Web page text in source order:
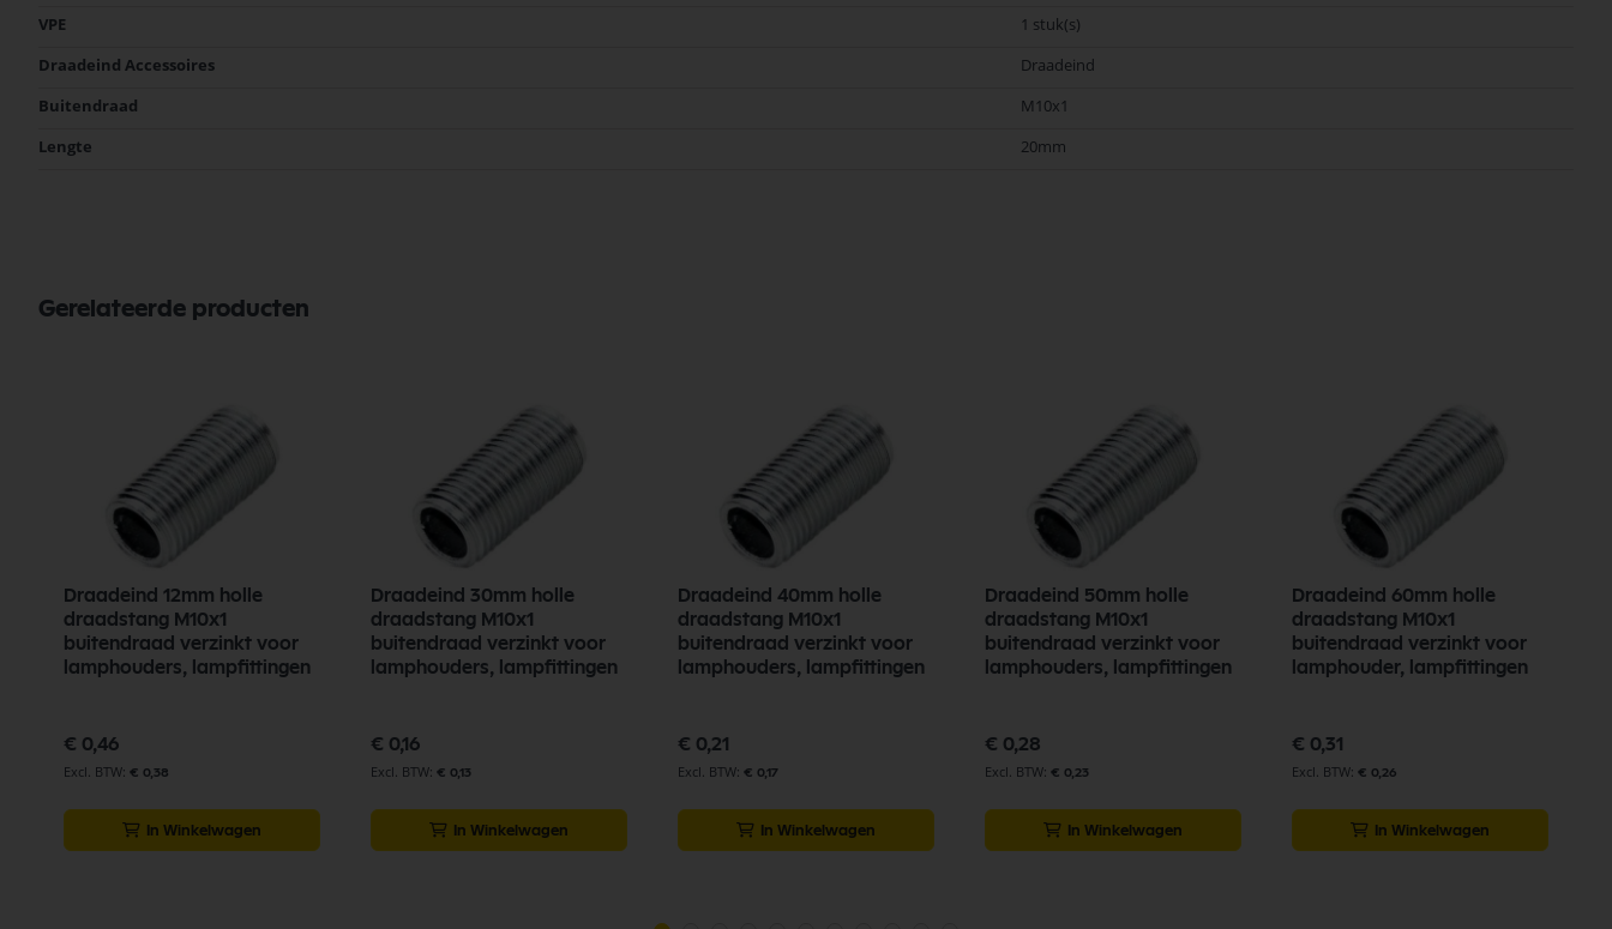
VPE
1 stuk(s)
Draadeind Accessoires
Draadeind
Buitendraad
M10x1
Lengte
20mm
Gerelateerde producten
Draadeind 12mm holle
draadstang M10x1
buitendraad verzinkt voor
lamphouders, lampfittingen
€ 0,46
€ 0,38
In Winkelwagen
Draadeind 30mm holle
draadstang M10x1
buitendraad verzinkt voor
lamphouders, lampfittingen
€ 0,16
€ 0,13
In Winkelwagen
Draadeind 40mm holle
draadstang M10x1
buitendraad verzinkt voor
lamphouders, lampfittingen
€ 0,21
€ 0,17
In Winkelwagen
Draadeind 50mm holle
draadstang M10x1
buitendraad verzinkt voor
lamphouders, lampfittingen
€ 0,28
€ 0,23
In Winkelwagen
Draadeind 60mm holle
draadstang M10x1
buitendraad verzinkt voor
lamphouder, lampfittingen
€ 0,31
€ 0,26
In Winkelwagen